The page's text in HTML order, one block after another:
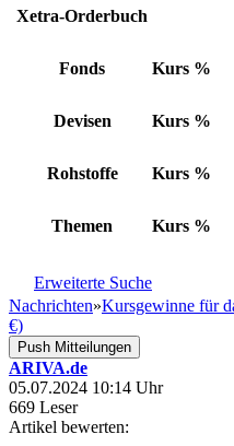
Xetra-Orderbuch
Fonds Kurs %
Devisen Kurs %
Rohstoffe Kurs %
Themen Kurs %
Erweiterte Suche
Nachrichten»Kursgewinne für
€)
Push Mitteilungen
ARIVA.de
05.07.2024 10:14 Uhr
669 Leser
Artikel bewerten: